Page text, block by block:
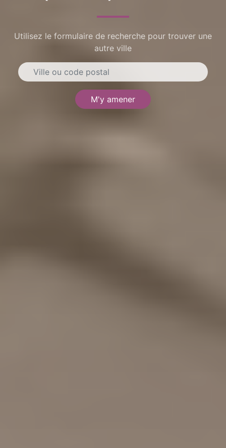
Utilisez le formulaire de recherche pour trouver une
autre ville
M'y amener